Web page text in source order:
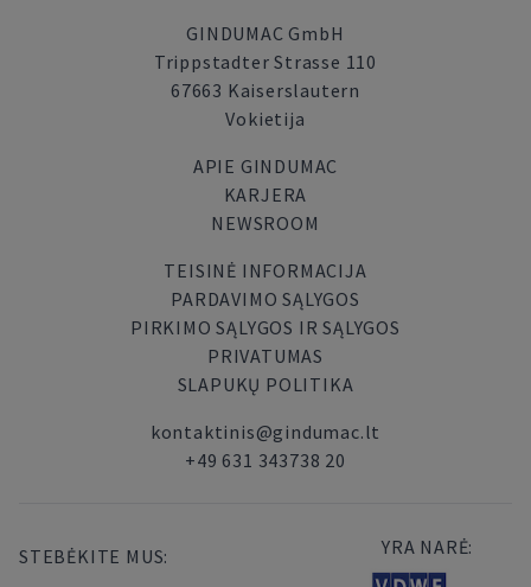
GINDUMAC GmbH
Trippstadter Strasse 110
67663 Kaiserslautern
Vokietija
APIE GINDUMAC
KARJERA
NEWSROOM
TEISINĖ INFORMACIJA
PARDAVIMO SĄLYGOS
PIRKIMO SĄLYGOS IR SĄLYGOS
PRIVATUMAS
SLAPUKŲ POLITIKA
kontaktinis@gindumac.lt
+49 631 343738 20
STEBĖKITE MUS: YRA NARĖ: